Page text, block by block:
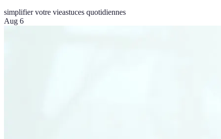
simplifier votre vieastuces quotidiennes
Aug 6